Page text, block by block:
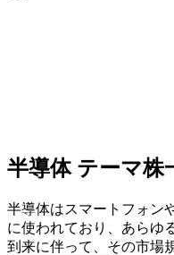
半導体 テーマ株
半導体はスマートフォン
に使われており、あらゆ
到来に伴って、その市場